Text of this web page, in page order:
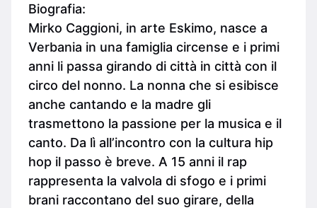
Biografia:
Mirko Caggioni, in arte Eskimo, nasce a
Verbania in una famiglia circense e i primi
anni li passa girando di città in città con il
circo del nonno. La nonna che si esibisce
anche cantando e la madre gli
trasmettono la passione per la musica e il
canto. Da lì all’incontro con la cultura hip
hop il passo è breve. A 15 anni il rap
rappresenta la valvola di sfogo e i primi
brani raccontano del suo girare, della